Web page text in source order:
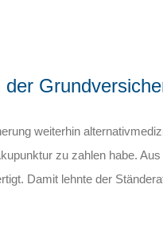
weiterhin
zu zahlen habe.
Damit lehnte der